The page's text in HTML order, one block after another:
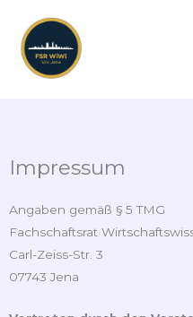
Inhalt
springen
Impressum
Angaben gemäß § 5 TMG
Fachschaftsrat
Carl-Zeiss-Str. 3
07743 Jena